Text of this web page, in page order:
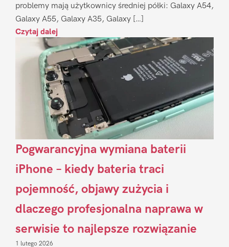
problemy mają użytkownicy średniej półki: Galaxy A54,
Galaxy A55, Galaxy A35, Galaxy […]
Czytaj dalej
Pogwarancyjna wymiana baterii
iPhone – kiedy bateria traci
pojemność, objawy zużycia i
dlaczego profesjonalna naprawa w
serwisie to najlepsze rozwiązanie
1 lutego 2026